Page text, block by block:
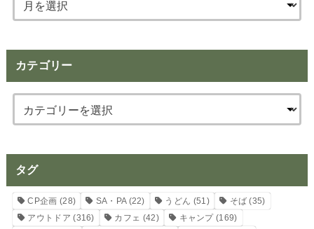
カテゴリー
タグ
CP企画 (28) SA・PA(22) うどん (51) そば (35)
アウトドア (316) カフェ (42) キャンプ(169)